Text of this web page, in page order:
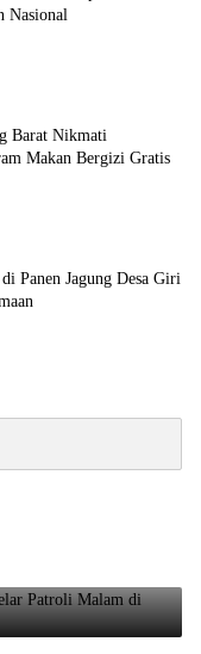
Nasional
Barat Nikmati
Makan Bergizi Gratis
Panen Jagung Desa Giri
Patroli Malam di